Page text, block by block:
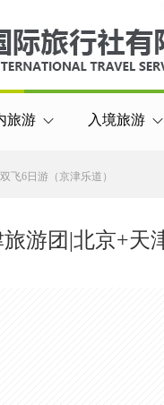
旅游 入境旅游
飞6日游（京津乐道）
旅游团|北京+